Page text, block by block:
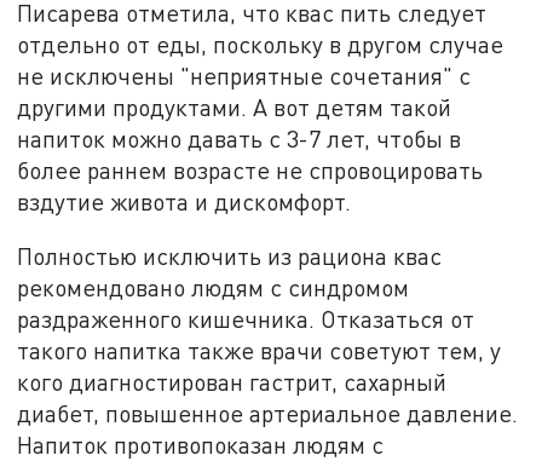
Писарева отметила, что квас пить следует
отдельно от еды, поскольку в другом случае
не исключены "неприятные сочетания" с
другими продуктами. А вот детям такой
напиток можно давать с 3-7 лет, чтобы в
более раннем возрасте не спровоцировать
вздутие живота и дискомфорт.
Полностью исключить из рациона квас
рекомендовано людям с синдромом
раздраженного кишечника. Отказаться от
такого напитка также врачи советуют тем, у
кого диагностирован гастрит, сахарный
диабет, повышенное артериальное давление.
Напиток противопоказан людям с